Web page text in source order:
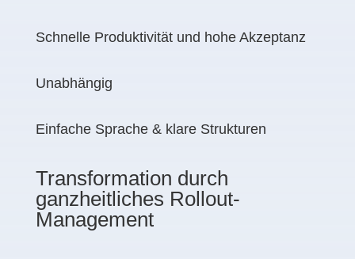
Schnelle Produktivität und hohe Akzeptanz
Unabhängig
Einfache Sprache & klare Strukturen
Transformation durch
ganzheitliches Rollout-
Management